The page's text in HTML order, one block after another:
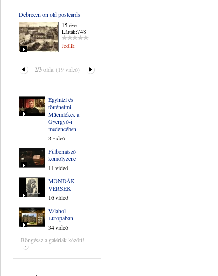
Debrecen on old postcards
15 éve
Látták:748
Jedlik
2/3oldal (19 videó)
Egyházi és
történelmi
Műemlékek a
Gyergyó-i
medencében
8 videó
Fülbemászó
komolyzene
11 videó
MONDÁK-
VERSEK
16 videó
Valahol
Európában
34 videó
Böngéssz a galériák között!